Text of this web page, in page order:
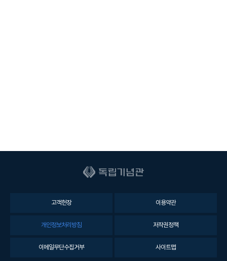
고객헌장 이용약관
개인정보처리방침 저작권정책
이메일무단수집거부 사이트맵